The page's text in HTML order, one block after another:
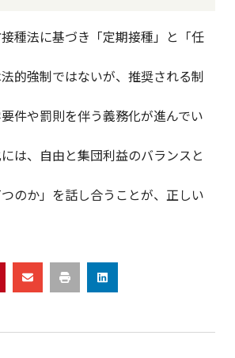
種法に基づき「定期接種」と「任
的強制ではないが、推奨される制
件や罰則を伴う義務化が進んでい
は、自由と集団利益のバランスと
のか」を話し合うことが、正しい